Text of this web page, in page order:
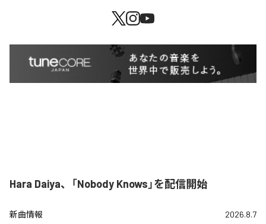
Hara Daiya、「Nobody Knows」を配信開始
新曲情報 2026.8.7